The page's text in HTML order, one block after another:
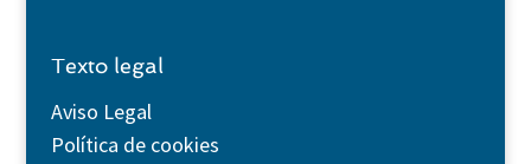
Texto legal
Aviso Legal
Política de cookies